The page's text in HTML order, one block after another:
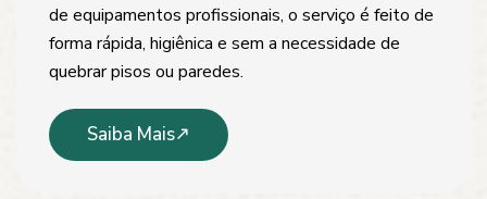
de equipamentos profissionais, o serviço é feito de
forma rápida, higiênica e sem a necessidade de
quebrar pisos ou paredes.
Saiba Mais